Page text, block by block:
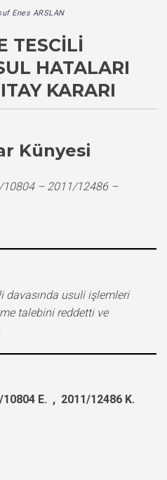
Enes ARSLAN
TESCILI
HATALARI
KARARI
Künyesi
10804 – 2011/12486 –
davasında usuli işlemleri
talebini reddetti ve
E. , 2011/12486 K.